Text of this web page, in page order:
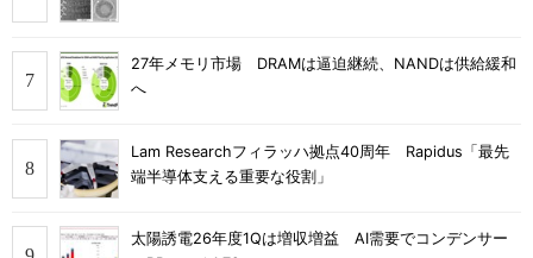
27年メモリ市場 DRAMは逼迫継続、NANDは供給緩和
へ
Lam Researchフィラッハ拠点40周年 Rapidus「最先
端半導体支える重要な役割」
太陽誘電26年度1Qは増収増益 AI需要でコンデンサー